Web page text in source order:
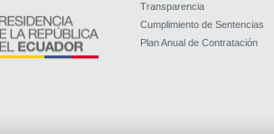
Transparencia
Cumplimiento de Sentencias
Plan Anual de Contratación